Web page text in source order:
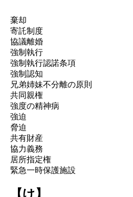
棄却
寄託制度
協議離婚
強制執行
強制執行認諾条項
強制認知
兄弟姉妹不分離の原則
共同親権
強度の精神病
強迫
脅迫
共有財産
協力義務
居所指定権
緊急一時保護施設
【け】